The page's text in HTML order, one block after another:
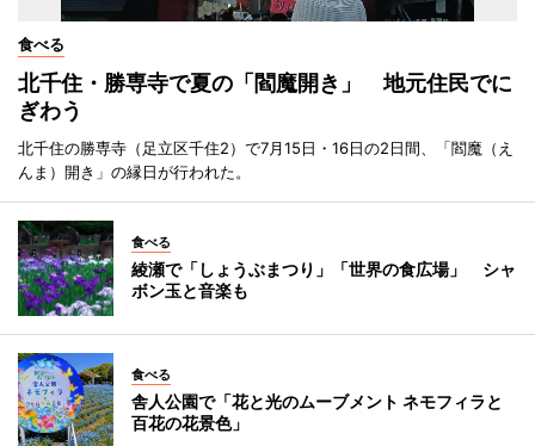
食べる
北千住・勝専寺で夏の「閻魔開き」 地元住民でに
ぎわう
北千住の勝専寺（足立区千住2）で7月15日・16日の2日間、「閻魔（え
んま）開き」の縁日が行われた。
食べる
綾瀬で「しょうぶまつり」「世界の食広場」 シャ
ボン玉と音楽も
食べる
舎人公園で「花と光のムーブメント ネモフィラと
百花の花景色」